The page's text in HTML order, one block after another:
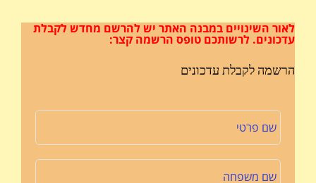
לאור השינויים במבנה האתר יש להרשם מחדש לקבלת
עדכונים. לרשותכם טופס הרשמה קצר:
הרשמה לקבלת עדכונים